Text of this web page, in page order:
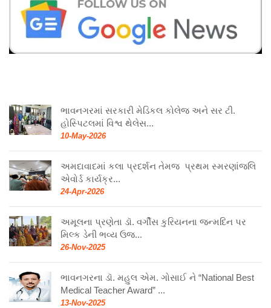
ભાવનગરમાં સરકારી મેડિકલ કોલેજ અને સર ટી.
હોસ્પિટલમાં વિશ્વ થેલેસ...
10-May-2026
અમદાવાદમાં કલા પ્રદર્શન તેમજ પ્રથમ સ્મરણાંજલિ
એવોર્ડ કાર્યક્ર...
24-Apr-2026
અમૂલના પ્રણેતા ડૉ. વર્ગીસ કુરિયનના જન્મદિન પર
મિલ્ક ડેની ભવ્ય ઉજ...
26-Nov-2025
ભાવનગરના ડૉ. મહુલ એમ. ગોસાઈ ને “National Best
Medical Teacher Award” ...
13-Nov-2025